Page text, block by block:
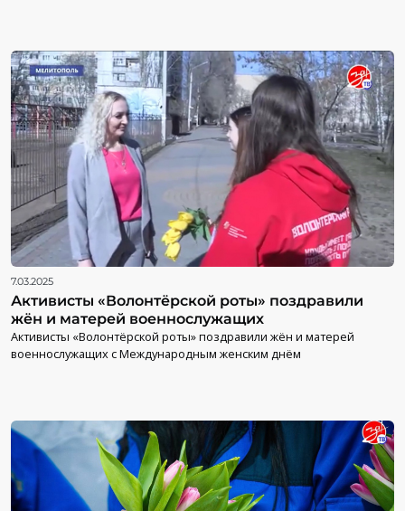
7.03.2025
Активисты «Волонтёрской роты» поздравили
жён и матерей военнослужащих
Активисты «Волонтёрской роты» поздравили жён и матерей
военнослужащих с Международным женским днём